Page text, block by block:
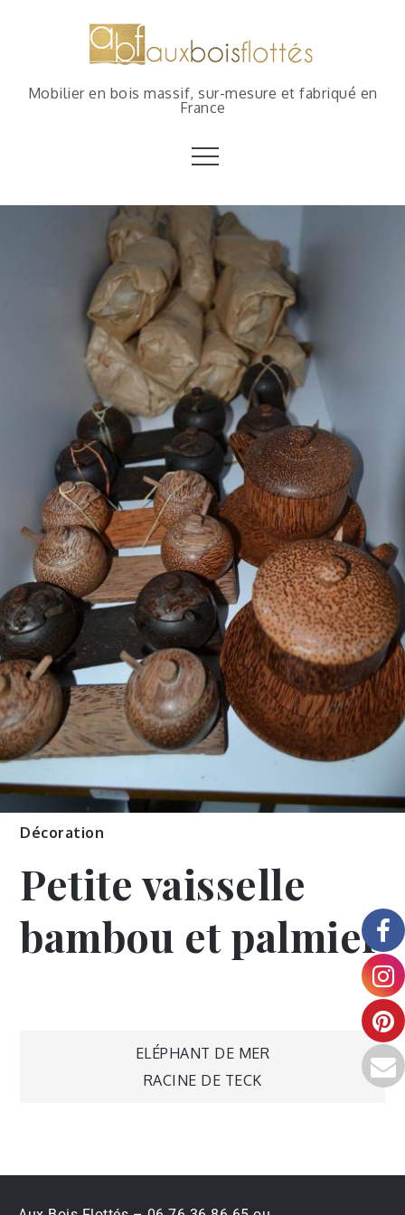
Mobilier en bois massif, sur-mesure et fabriqué en
France
Décoration
Petite vaisselle
bambou et palmier
ELÉPHANT DE MER
RACINE DE TECK